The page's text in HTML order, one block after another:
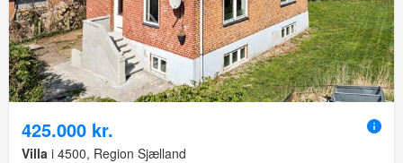
425.000 kr.
Villa i 4500, Region Sjælland